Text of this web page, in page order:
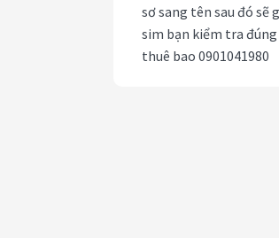
sơ sang tên sau đó sẽ
sim bạn kiểm tra
thuê bao 0901041980